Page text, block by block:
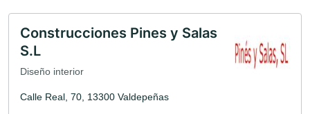
Construcciones Pines y Salas
S.L
Diseño interior
Calle Real, 70, 13300 Valdepeñas